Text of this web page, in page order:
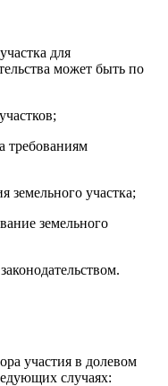
для
может быть по
требованиям
земельного участка;
земельного
участия в долевом
случаях: